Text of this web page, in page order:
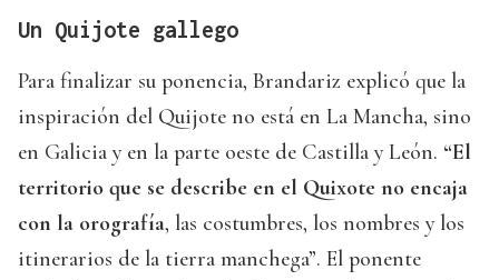
Un Quijote gallego
Para finalizar su ponencia, Brandariz explicó que la
inspiración del Quijote no está en La Mancha, sino
en Galicia y en la parte oeste de Castilla y León. “El
territorio que se describe en el Quixote no encaja
con la orografía, las costumbres, los nombres y los
itinerarios de la tierra manchega”. El ponente